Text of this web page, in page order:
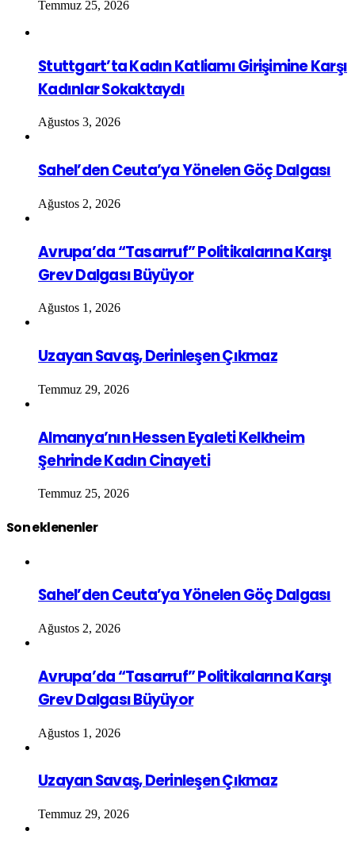
Temmuz 25, 2026
Stuttgart’ta Kadın Katliamı Girişimine Karşı
Kadınlar Sokaktaydı
Ağustos 3, 2026
Sahel’den Ceuta’ya Yönelen Göç Dalgası
Ağustos 2, 2026
Avrupa’da “Tasarruf” Politikalarına Karşı
Grev Dalgası Büyüyor
Ağustos 1, 2026
Uzayan Savaş, Derinleşen Çıkmaz
Temmuz 29, 2026
Almanya’nın Hessen Eyaleti Kelkheim
Şehrinde Kadın Cinayeti
Temmuz 25, 2026
Son eklenenler
Sahel’den Ceuta’ya Yönelen Göç Dalgası
Ağustos 2, 2026
Avrupa’da “Tasarruf” Politikalarına Karşı
Grev Dalgası Büyüyor
Ağustos 1, 2026
Uzayan Savaş, Derinleşen Çıkmaz
Temmuz 29, 2026